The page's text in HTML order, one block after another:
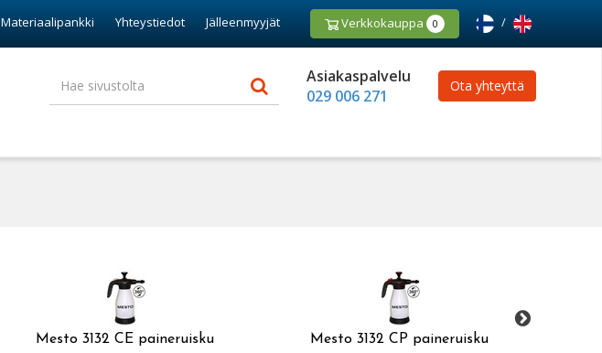
Materiaalipankki Yhteystiedot Jälleenmyyjät Verkkokauppa 0 /
Asiakaspalvelu
029 006 271
Ota yhteyttä
Mesto 3132 CE paineruisku Mesto 3132 CP paineruisku